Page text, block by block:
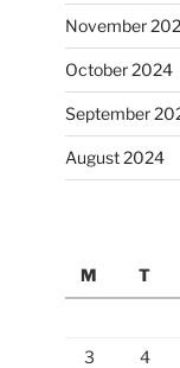
November
October 2024
September
August 2024
M
T
3
4